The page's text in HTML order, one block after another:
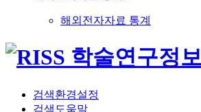
해외전자자료 통계
검색환경설정
검색도움말